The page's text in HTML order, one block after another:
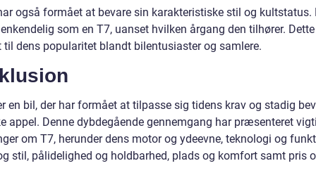
også formået at bevare sin karakteristiske stil og kultstatus.
som en T7, uanset hvilken årgang den tilhører.
til dens popularitet blandt bilentusiaster og samlere.
en bil, der har formået at tilpasse sig tidens krav og stadig
appel. Denne dybdegående gennemgang har præsenteret
om T7, herunder dens motor og ydeevne, teknologi og
stil, pålidelighed og holdbarhed, plads og komfort samt pris